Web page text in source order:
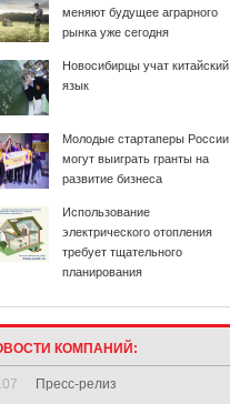
меняют будущее аграрного
рынка уже сегодня
Новосибирцы учат китайский
язык
Молодые стартаперы России
могут выиграть гранты на
развитие бизнеса
Использование
электрического отопления
требует тщательного
планирования
КОМПАНИЙ:
Пресс-релиз